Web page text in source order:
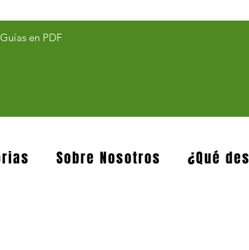
Guías en PDF
Sobre Nosotros ¿Qué